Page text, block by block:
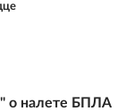
о налете БПЛА